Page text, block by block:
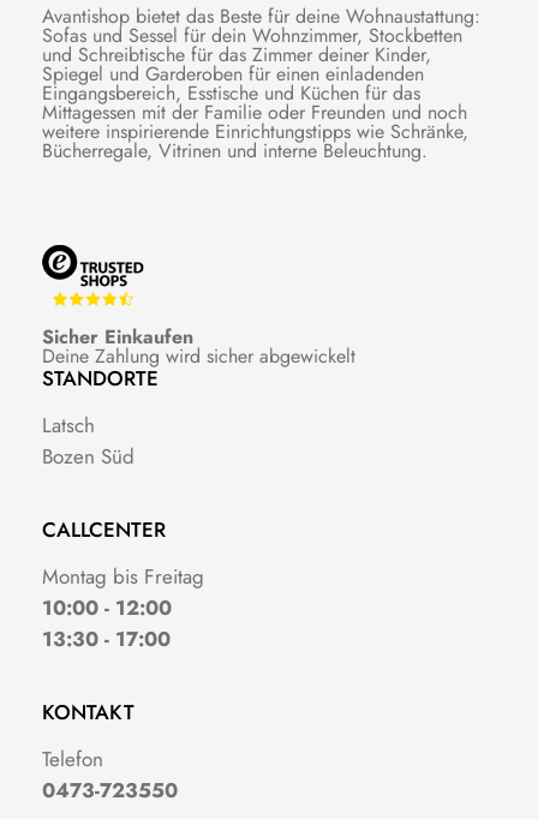
Avantishop bietet das Beste für deine Wohnaustattung:
Sofas und Sessel für dein Wohnzimmer, Stockbetten
und Schreibtische für das Zimmer deiner Kinder,
Spiegel und Garderoben für einen einladenden
Eingangsbereich, Esstische und Küchen für das
Mittagessen mit der Familie oder Freunden und noch
weitere inspirierende Einrichtungstipps wie Schränke,
Bücherregale, Vitrinen und interne Beleuchtung.
Sicher Einkaufen
Deine Zahlung wird sicher abgewickelt
STANDORTE
Latsch
Bozen Süd
CALLCENTER
Montag bis Freitag
10:00 - 12:00
13:30 - 17:00
KONTAKT
Telefon
0473-723550